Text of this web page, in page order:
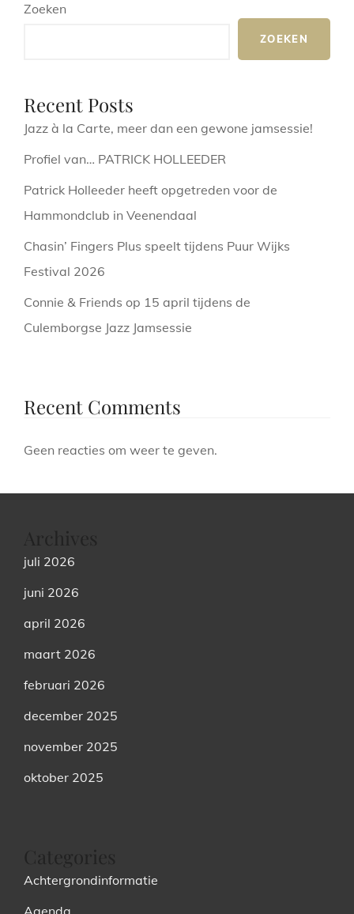
Zoeken
ZOEKEN
Recent Posts
Jazz à la Carte, meer dan een gewone jamsessie!
Profiel van… PATRICK HOLLEEDER
Patrick Holleeder heeft opgetreden voor de
Hammondclub in Veenendaal
Chasin’ Fingers Plus speelt tijdens Puur Wijks
Festival 2026
Connie & Friends op 15 april tijdens de
Culemborgse Jazz Jamsessie
Recent Comments
Geen reacties om weer te geven.
juli 2026
juni 2026
april 2026
maart 2026
februari 2026
december 2025
november 2025
oktober 2025
Achtergrondinformatie
Agenda